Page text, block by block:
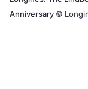
Anniversary ©